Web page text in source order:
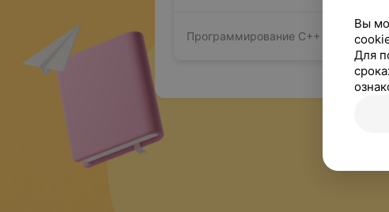
Программирование С++ в Гродно
Вы
Для